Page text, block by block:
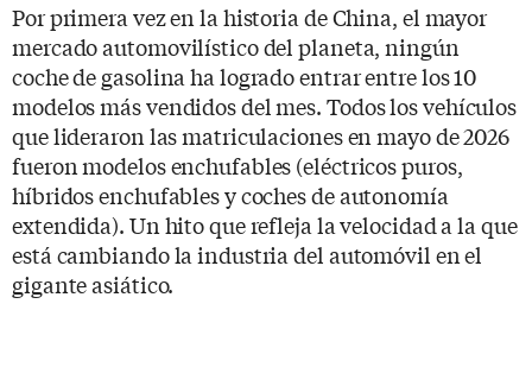
Por primera vez en la historia de China, el mayor
mercado automovilístico del planeta, ningún
coche de gasolina ha logrado entrar entre los 10
modelos más vendidos del mes. Todos los vehículos
que lideraron las matriculaciones en mayo de 2026
fueron modelos enchufables (eléctricos puros,
híbridos enchufables y coches de autonomía
extendida). Un hito que refleja la velocidad a la que
está cambiando la industria del automóvil en el
gigante asiático.